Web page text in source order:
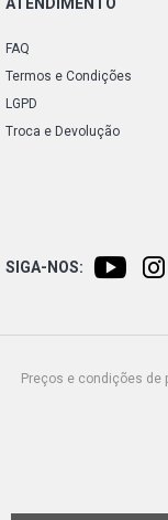
FAQ
Termos e Condições
LGPD
Troca e Devolução
SIGA-NOS:
Preços e condições de